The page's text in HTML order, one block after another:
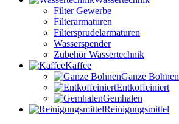
Filter Gewerbe
Filterarmaturen
Filtersprudelarmaturen
Wasserspender
Zubehör Wassertechnik
Kaffee
Ganze Bohnen
Entkoffeiniert
Gemhalen
Reinigungsmittel